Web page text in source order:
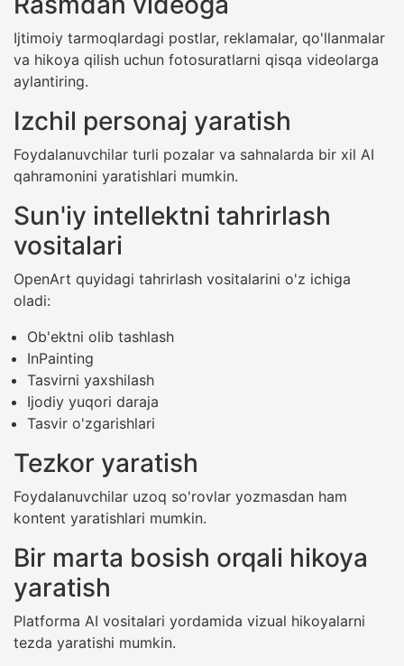
Ijtimoiy tarmoqlardagi postlar, reklamalar, qo'llanmalar
va hikoya qilish uchun fotosuratlarni qisqa videolarga
aylantiring.
Izchil personaj yaratish
Foydalanuvchilar turli pozalar va sahnalarda bir xil AI
qahramonini yaratishlari mumkin.
Sun'iy intellektni tahrirlash
vositalari
OpenArt quyidagi tahrirlash vositalarini o'z ichiga
oladi:
Ob'ektni olib tashlash
InPainting
Tasvirni yaxshilash
Ijodiy yuqori daraja
Tasvir o'zgarishlari
Tezkor yaratish
Foydalanuvchilar uzoq so'rovlar yozmasdan ham
kontent yaratishlari mumkin.
Bir marta bosish orqali hikoya
yaratish
Platforma AI vositalari yordamida vizual hikoyalarni
tezda yaratishi mumkin.